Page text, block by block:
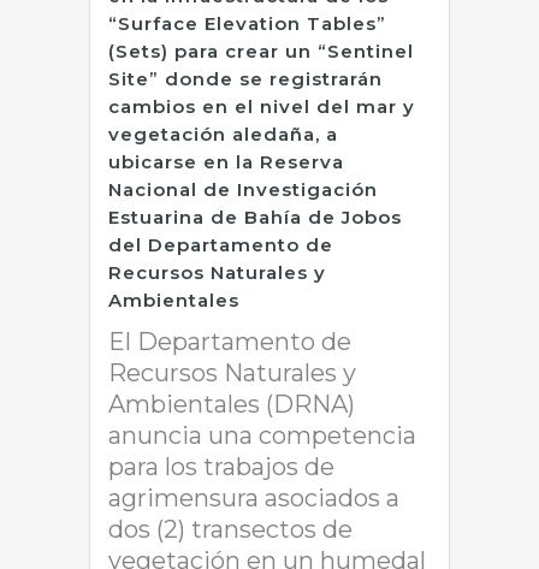
“Surface Elevation Tables”
(Sets) para crear un “Sentinel
Site” donde se registrarán
cambios en el nivel del mar y
vegetación aledaña, a
ubicarse en la Reserva
Nacional de Investigación
Estuarina de Bahía de Jobos
del Departamento de
Recursos Naturales y
Ambientales
El Departamento de
Recursos Naturales y
Ambientales (DRNA)
anuncia una competencia
para los trabajos de
agrimensura asociados a
dos (2) transectos de
vegetación en un humedal